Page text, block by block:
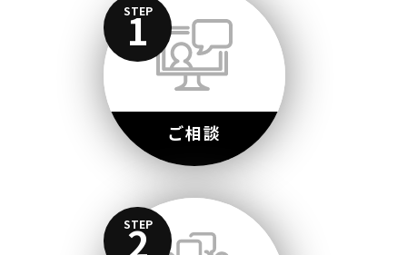
STEP
1
ご相談
STEP
2